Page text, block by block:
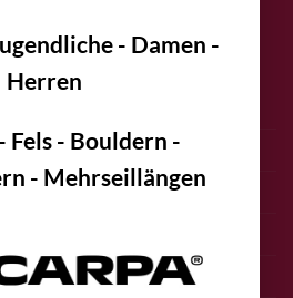
- Damen -
Herren
Fels - Bouldern -
- Mehrseillängen